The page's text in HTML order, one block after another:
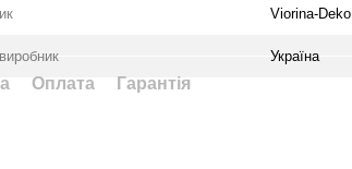
Viorina-Deko
Україна
Оплата Гарантія